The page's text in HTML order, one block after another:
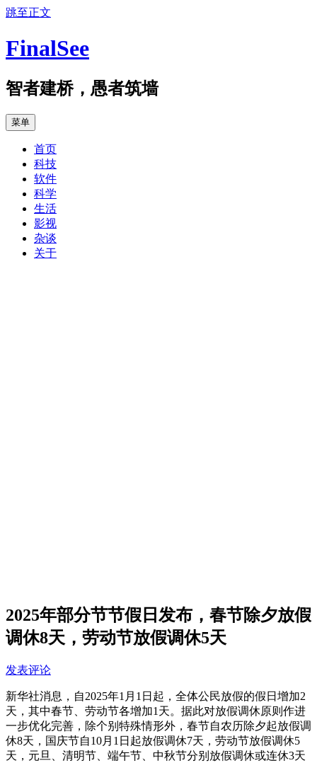
跳至正文
FinalSee
智者建桥，愚者筑墙
菜单
首页
科技
软件
科学
生活
影视
杂谈
关于
2025年部分节节假日发布，春节除夕放假
调休8天，劳动节放假调休5天
发表评论
新华社消息，自2025年1月1日起，全体公民放假的假日增加2
天，其中春节、劳动节各增加1天。据此对放假调休原则作进
一步优化完善，除个别特殊情形外，春节自农历除夕起放假调
休8天，国庆节自10月1日起放假调休7天，劳动节放假调休5
天，元旦、清明节、端午节、中秋节分别放假调休或连休3天